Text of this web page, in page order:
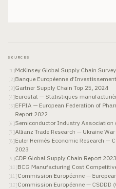
SOURCES
[1 ]McKinsey Global Supply Chain
[2]Banque Européenne
[ 3]Gartner Supply Chain Top 25, 2024
[4 ]Eurostat — Statistiques
[5]EFPIA — European Federation of
Report 2022
[6 ]Semiconductor Industry
[7 ]Allianz Trade Research — Ukraine
[8]Euler Hermès Economic Research —
2023
[9 ]CDP Global Supply Chain Report 2023
[10]BCG Manufacturing Cost
[11 ]Commission Européenne —
[12]Commission Européenne — CSDDD